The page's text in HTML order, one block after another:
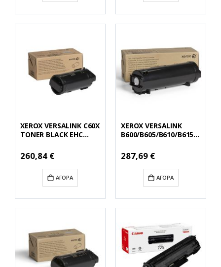
XEROX VERSALINK C60X
TONER BLACK EHC
(XER106R03923)
Ειδική
Τιμή
260,84 €
ΑΓΟΡΆ
XEROX VERSALINK
B600/B605/B610/B615
(106R03940)
(XER106R03940)
Ειδική
Τιμή
287,69 €
ΑΓΟΡΆ